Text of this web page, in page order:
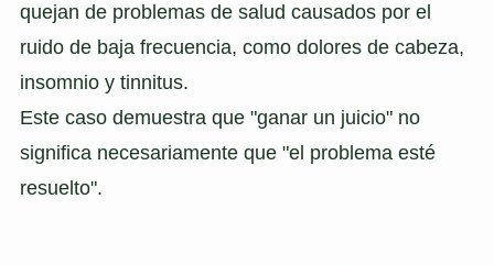
quejan de problemas de salud causados por el
ruido de baja frecuencia, como dolores de cabeza,
insomnio y tinnitus.
Este caso demuestra que "ganar un juicio" no
significa necesariamente que "el problema esté
resuelto".